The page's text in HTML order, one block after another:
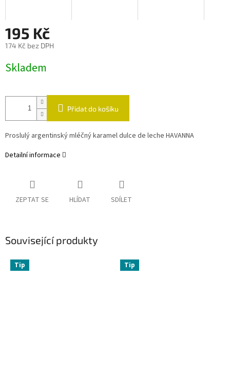
195 Kč
174 Kč bez DPH
cena:
Skladem
Přidat do košíku
Proslulý argentinský mléčný karamel dulce de leche HAVANNA
Detailní informace
ZEPTAT SE HLÍDAT SDÍLET
Související produkty
Tip Tip